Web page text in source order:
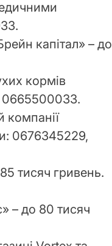
капітал» – до
кормів
0665500033.
компанії
0676345229,
тисяч гривень.
– до 80 тисяч